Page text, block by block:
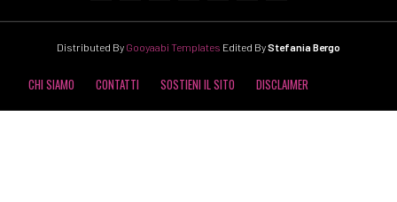
Distributed By Gooyaabi Templates Edited ByStefania Bergo
CHI SIAMO CONTATTI SOSTIENI IL SITO DISCLAIMER